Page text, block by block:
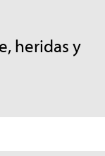
heridas y